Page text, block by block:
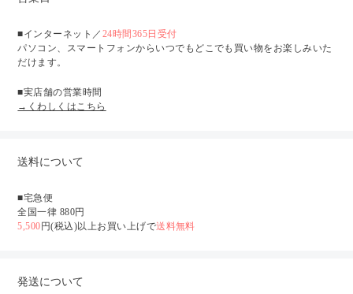
■インターネット／ 24時間365日受付
パソコン、スマートフォンからいつでもどこでも買い物をお楽しみいた
だけます。
■実店舗の営業時間
→くわしくはこちら
送料について
■宅急便
全国一律 880円
5,500円(税込)以上お買い上げで送料無料
発送について